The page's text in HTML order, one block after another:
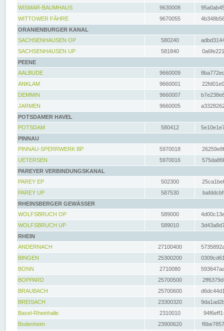
WISMAR-BAUMHAUS
9630008
WITTOWER FÄHRE
9670055
ORANIENBURGER KANAL
SACHSENHAUSEN OP
580240
SACHSENHAUSEN UP
581840
PEENE
AALBUDE
9660009
ANKLAM
9660001
DEMMIN
9660007
JARMEN
9660005
POTSDAMER HAVEL
POTSDAM
580412
PINNAU
PINNAU-SPERRWERK BP
5970018
UETERSEN
5970016
PAREYER VERBINDUNGSKANAL
PAREY EP
502300
PAREY UP
587530
RHEINSBERGER GEWÄSSER
WOLFSBRUCH OP
589000
WOLFSBRUCH UP
589010
RHEIN
ANDERNACH
27100400
BINGEN
25300200
BONN
2710080
BOPPARD
25700500
BRAUBACH
25700600
BREISACH
23300320
Basel-Rheinhalle
2310010
Bodenheim
23900620